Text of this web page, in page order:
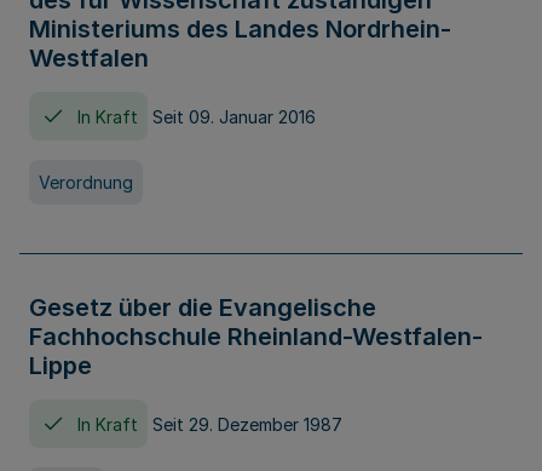
Ministeriums des Landes Nordrhein-
Westfalen
In Kraft Seit 09. Januar 2016
Verordnung
Gesetz über die Evangelische
Fachhochschule Rheinland-Westfalen-
Lippe
In Kraft Seit 29. Dezember 1987